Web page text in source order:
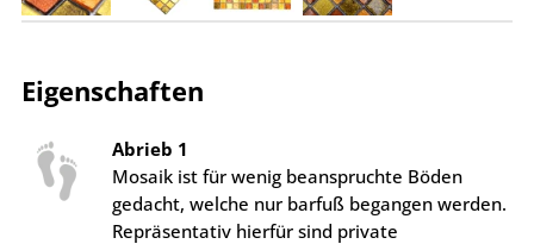
Eigenschaften
Abrieb 1
Mosaik ist für wenig beanspruchte Böden
gedacht, welche nur barfuß begangen werden.
Repräsentativ hierfür sind private